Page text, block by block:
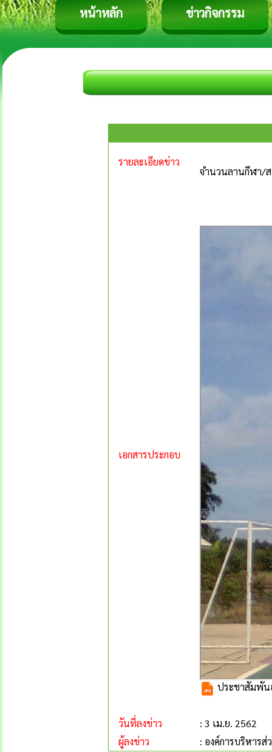
หน้าหลัก ข่าวกิจกรรม
รายละเอียดข่าว
จำนวนลานกีฬา/
เอกสารประกอบ
ประชาสัมพั
วันที่ลงข่าว
: 3 เม.ย. 2562
ผู้ลงข่าว
: องค์การบริหาร